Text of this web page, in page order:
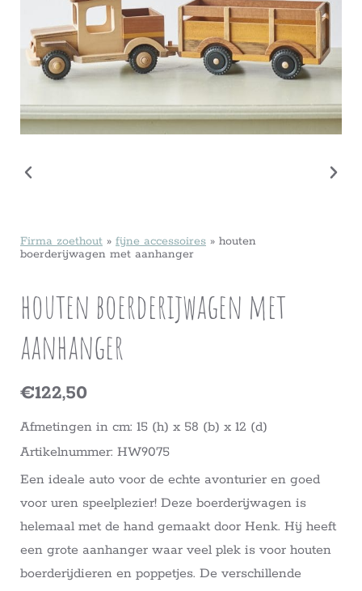
Firma zoethout » fijne accessoires » houten
boerderijwagen met aanhanger
houten boerderijwagen met
aanhanger
€122,50
Afmetingen in cm: 15 (h) x 58 (b) x 12 (d)
Artikelnummer: HW9075
Een ideale auto voor de echte avonturier en goed
voor uren speelplezier! Deze boerderijwagen is
helemaal met de hand gemaakt door Henk. Hij heeft
een grote aanhanger waar veel plek is voor houten
boerderijdieren en poppetjes. De verschillende